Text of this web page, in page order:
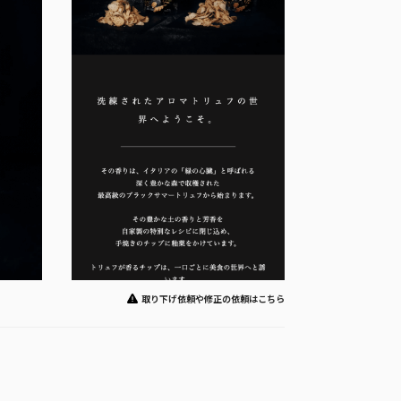
取り下げ依頼や修正の依頼はこちら